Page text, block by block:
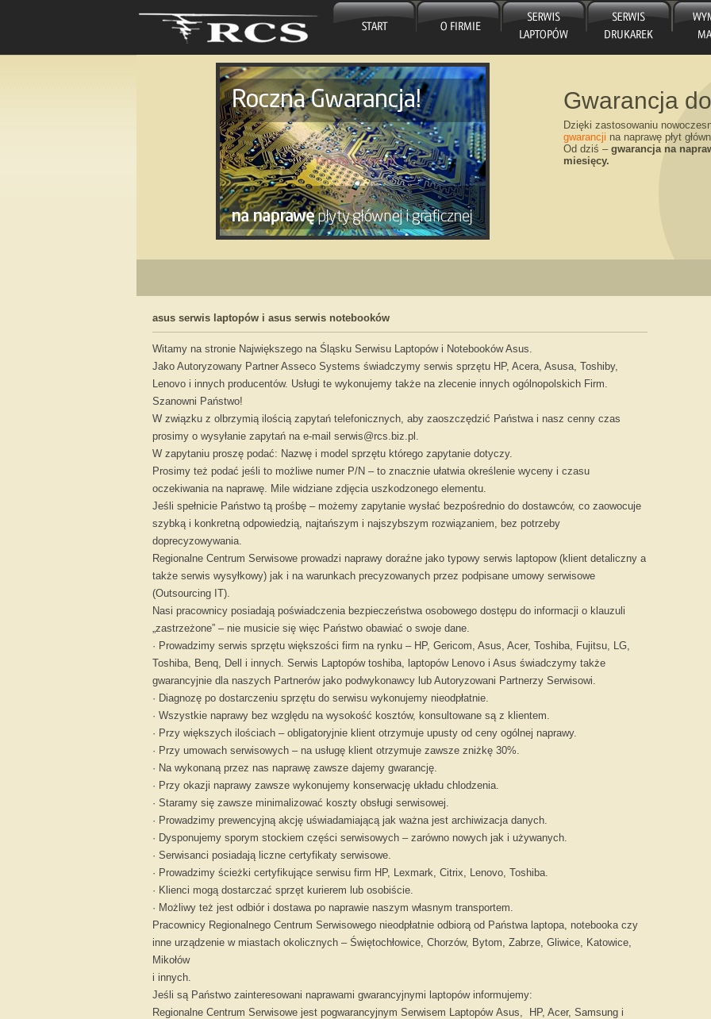
Gwarancja
Dzięki zastosowaniu
gwarancji na naprawę płyt
Od dziś – gwarancja na
miesięcy.
Wymiana
matryce wymienione w
Najtańsze
części
Odbieramy
ilości
asus serwis laptopów i asus serwis notebooków
Witamy na stronie Największego na Śląsku Serwisu Laptopów i Notebooków Asus.
Jako Autoryzowany Partner Asseco Systems świadczymy serwis sprzętu HP, Acera, Asusa, Toshiby,
Lenovo i innych producentów. Usługi te wykonujemy także na zlecenie innych ogólnopolskich Firm.
Szanowni Państwo!
W związku z olbrzymią ilością zapytań telefonicznych, aby zaoszczędzić Państwa i nasz cenny czas
prosimy o wysyłanie zapytań na e-mail serwis@rcs.biz.pl.
W zapytaniu proszę podać: Nazwę i model sprzętu którego zapytanie dotyczy.
Prosimy też podać jeśli to możliwe numer P/N – to znacznie ułatwia określenie wyceny i czasu
oczekiwania na naprawę. Mile widziane zdjęcia uszkodzonego elementu.
Jeśli spełnicie Państwo tą prośbę – możemy zapytanie wysłać bezpośrednio do dostawców, co zaowocuje
szybką i konkretną odpowiedzią, najtańszym i najszybszym rozwiązaniem, bez potrzeby
doprecyzowywania.
Regionalne Centrum Serwisowe prowadzi naprawy doraźne jako typowy serwis laptopow (klient detaliczny a
także serwis wysyłkowy) jak i na warunkach precyzowanych przez podpisane umowy serwisowe
(Outsourcing IT).
Nasi pracownicy posiadają poświadczenia bezpieczeństwa osobowego dostępu do informacji o klauzuli
„zastrzeżone” – nie musicie się więc Państwo obawiać o swoje dane.
· Prowadzimy serwis sprzętu większości firm na rynku – HP, Gericom, Asus, Acer, Toshiba, Fujitsu, LG,
Toshiba, Benq, Dell i innych. Serwis Laptopów toshiba, laptopów Lenovo i Asus świadczymy także
gwarancyjnie dla naszych Partnerów jako podwykonawcy lub Autoryzowani Partnerzy Serwisowi.
· Diagnozę po dostarczeniu sprzętu do serwisu wykonujemy nieodpłatnie.
· Wszystkie naprawy bez względu na wysokość kosztów, konsultowane są z klientem.
· Przy większych ilościach – obligatoryjnie klient otrzymuje upusty od ceny ogólnej naprawy.
· Przy umowach serwisowych – na usługę klient otrzymuje zawsze zniżkę 30%.
· Na wykonaną przez nas naprawę zawsze dajemy gwarancję.
· Przy okazji naprawy zawsze wykonujemy konserwację układu chlodzenia.
· Staramy się zawsze minimalizować koszty obsługi serwisowej.
· Prowadzimy prewencyjną akcję uświadamiającą jak ważna jest archiwizacja danych.
· Dysponujemy sporym stockiem części serwisowych – zarówno nowych jak i używanych.
· Serwisanci posiadają liczne certyfikaty serwisowe.
· Prowadzimy ścieżki certyfikujące serwisu firm HP, Lexmark, Citrix, Lenovo, Toshiba.
· Klienci mogą dostarczać sprzęt kurierem lub osobiście.
· Możliwy też jest odbiór i dostawa po naprawie naszym własnym transportem.
Pracownicy Regionalnego Centrum Serwisowego nieodpłatnie odbiorą od Państwa laptopa, notebooka czy
inne urządzenie w miastach okolicznych – Świętochłowice, Chorzów, Bytom, Zabrze, Gliwice, Katowice,
Mikołów
i innych.
Jeśli są Państwo zainteresowani naprawami gwarancyjnymi laptopów informujemy:
Regionalne Centrum Serwisowe jest pogwarancyjnym Serwisem Laptopów Asus, HP, Acer, Samsung i